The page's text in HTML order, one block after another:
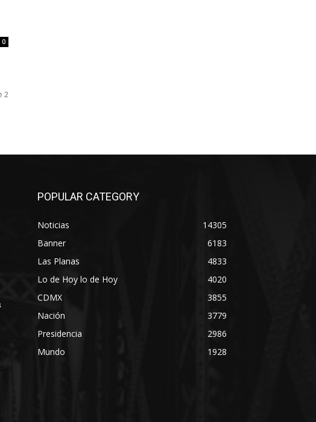
0
2
POPULAR CATEGORY
Noticias
14305
Banner
6183
Las Planas
4833
Lo de Hoy lo de Hoy
4020
CDMX
3855
Nación
3779
Presidencia
2986
Mundo
1928